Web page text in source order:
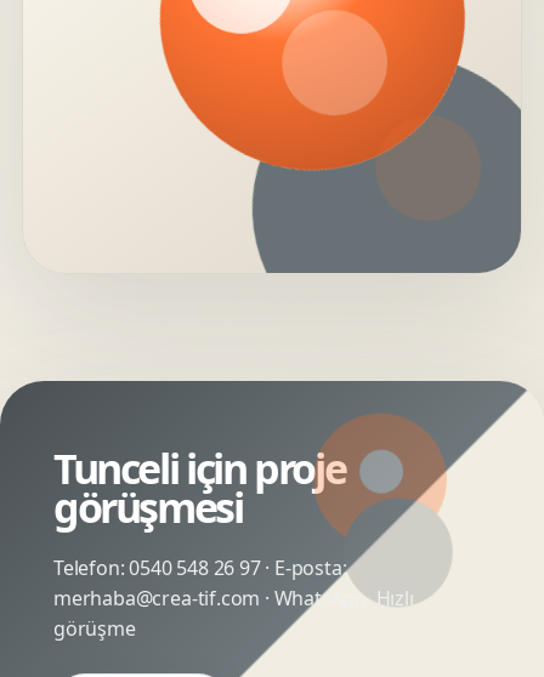
Tunceli için proje
görüşmesi
Telefon:0540 548 26 97· E-posta:
merhaba@crea-tif.com · WhatsApp:Hızlı
görüşme